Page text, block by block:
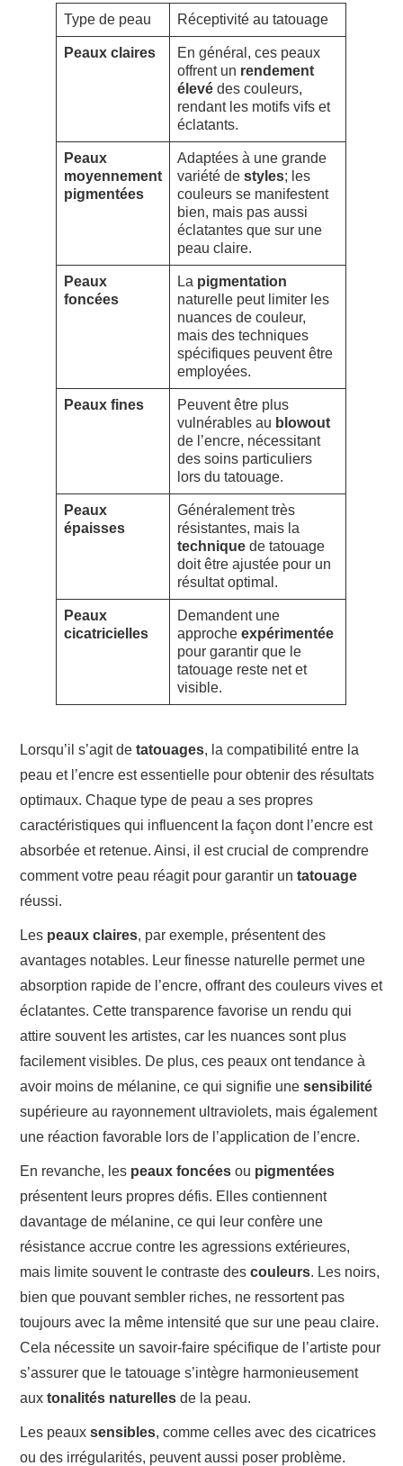
Type de peau Réceptivité au tatouage
Peaux claires
En général, ces peaux
offrent un rendement
élevé des couleurs,
rendant les motifs vifs et
éclatants.
Peaux
moyennement
pigmentées
Adaptées à une grande
variété destyles; les
couleurs se manifestent
bien, mais pas aussi
éclatantes que sur une
peau claire.
Peaux
foncées
La pigmentation
naturelle peut limiter les
nuances de couleur,
mais des techniques
spécifiques peuvent être
employées.
Peaux fines
Peuvent être plus
vulnérables au blowout
de l’encre, nécessitant
des soins particuliers
lors du tatouage.
Peaux
épaisses
Généralement très
résistantes, mais la
technique de tatouage
doit être ajustée pour un
résultat optimal.
Peaux
cicatricielles
Demandent une
approcheexpérimentée
pour garantir que le
tatouage reste net et
visible.
Lorsqu’il s’agit detatouages, la compatibilité entre la
peau et l’encre est essentielle pour obtenir des résultats
optimaux. Chaque type de peau a ses propres
caractéristiques qui influencent la façon dont l’encre est
absorbée et retenue. Ainsi, il est crucial de comprendre
comment votre peau réagit pour garantir untatouage
réussi.
Les peaux claires, par exemple, présentent des
avantages notables. Leur finesse naturelle permet une
absorption rapide de l’encre, offrant des couleurs vives et
éclatantes. Cette transparence favorise un rendu qui
attire souvent les artistes, car les nuances sont plus
facilement visibles. De plus, ces peaux ont tendance à
avoir moins de mélanine, ce qui signifie unesensibilité
supérieure au rayonnement ultraviolets, mais également
une réaction favorable lors de l’application de l’encre.
En revanche, les peaux foncées ou pigmentées
présentent leurs propres défis. Elles contiennent
davantage de mélanine, ce qui leur confère une
résistance accrue contre les agressions extérieures,
mais limite souvent le contraste descouleurs. Les noirs,
bien que pouvant sembler riches, ne ressortent pas
toujours avec la même intensité que sur une peau claire.
Cela nécessite un savoir-faire spécifique de l’artiste pour
s’assurer que le tatouage s’intègre harmonieusement
auxtonalités naturelles de la peau.
Les peauxsensibles, comme celles avec des cicatrices
ou des irrégularités, peuvent aussi poser problème.